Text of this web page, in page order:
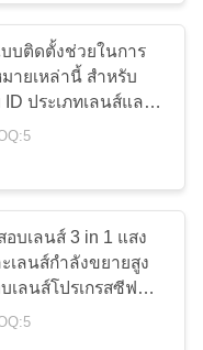
งทัศน
12
15
บติดตั้งช่วยในการ
ายเหล่านี้ สำหรับ
ID ประเภทเลนส์และ
Pwower ที่เพิ่มเข้า
บเลนส์ 3 in 1 แสง
เลนส์กำลังขยายสูง
เลนส์โปรเกรสซีฟ
งได้